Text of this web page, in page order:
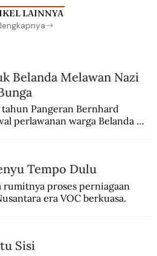
LAINNYA
Belanda Melawan Nazi
Pangeran Bernhard
perlawanan warga Belanda
sang pangeran menjadi
Tempo Dulu
rumitnya proses perniagaan
era VOC berkuasa.
Sisi